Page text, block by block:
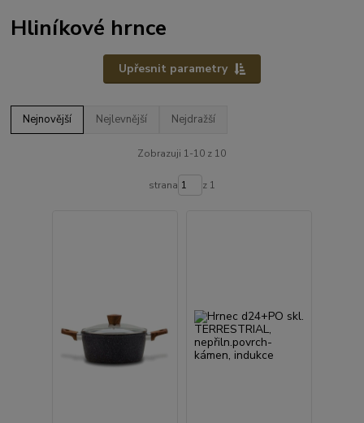
Hliníkové hrnce
Upřesnit parametry
Nejnovější Nejlevnější Nejdražší
Zobrazuji 1-10 z 10
strana z 1